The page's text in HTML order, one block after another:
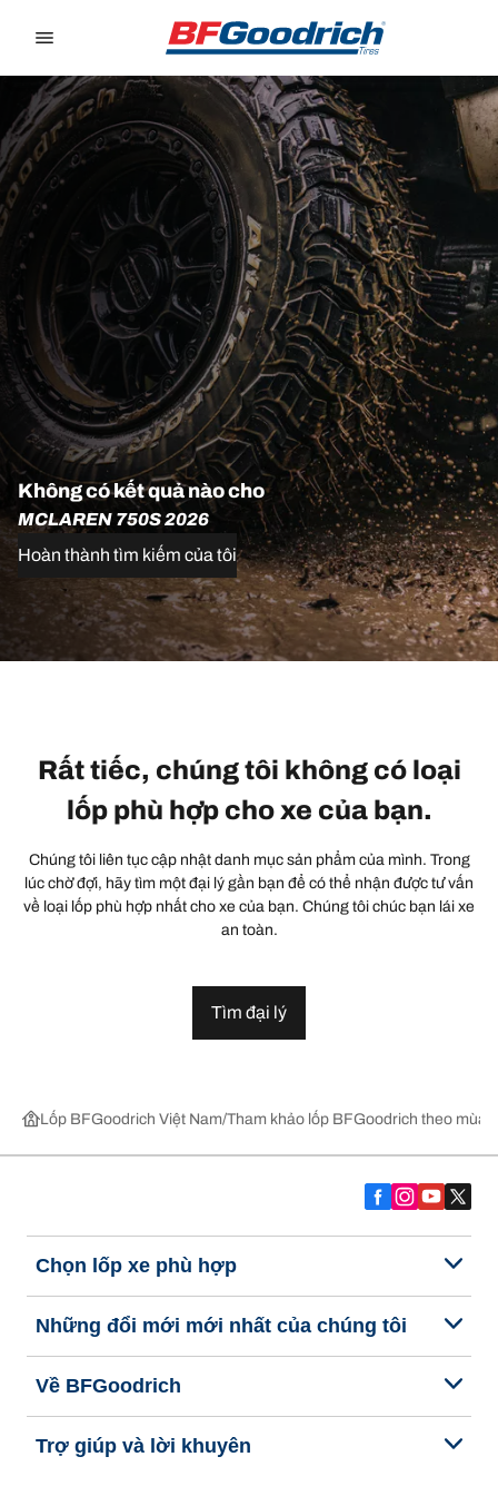
Không có kết quả nào cho
MCLAREN 750S 2026
Hoàn thành tìm kiếm của tôi
Rất tiếc, chúng tôi không có loại
lốp phù hợp cho xe của bạn.
Chúng tôi liên tục cập nhật danh mục sản phẩm của mình. Trong
lúc chờ đợi, hãy tìm một đại lý gần bạn để có thể nhận được tư vấn
về loại lốp phù hợp nhất cho xe của bạn. Chúng tôi chúc bạn lái xe
an toàn.
Tìm đại lý
Lốp BFGoodrich Việt Nam Tham khảo lốp BFGoodrich theo
Chọn lốp xe phù hợp
Những đổi mới mới nhất của chúng tôi
Về BFGoodrich
Trợ giúp và lời khuyên